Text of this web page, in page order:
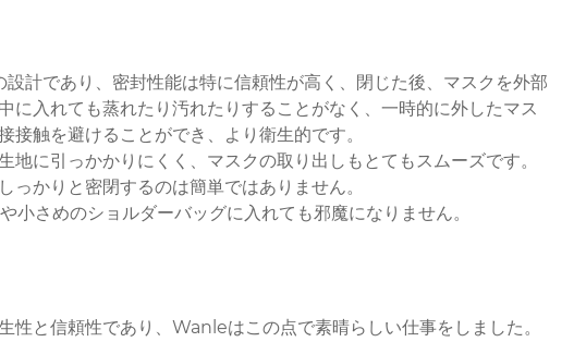
計であり、密封性能は特に信頼性が高く、閉じた後、マスクを外部
入れても蒸れたり汚れたりすることがなく、一時的に外したマス
触を避けることができ、より衛生的です。
に引っかかりにくく、マスクの取り出しもとてもスムーズです。
かりと密閉するのは簡単ではありません。
さめのショルダーバッグに入れても邪魔になりません。
と信頼性であり、Wanleはこの点で素晴​​らしい仕事をしました。